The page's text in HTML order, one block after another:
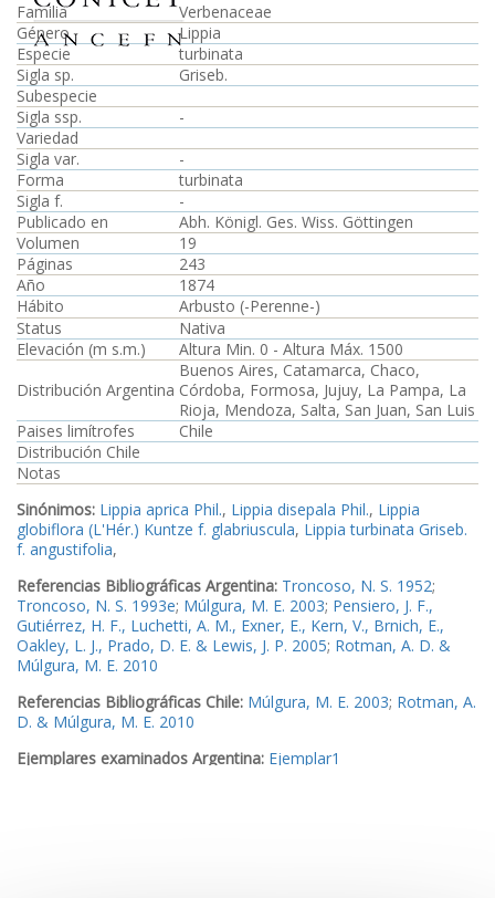
Familia
Verbenaceae
Género
Lippia
Especie
turbinata
Sigla sp.
Griseb.
Subespecie
Sigla ssp.
-
Variedad
Sigla var.
-
Forma
turbinata
Sigla f.
-
Publicado en
Abh. Königl. Ges. Wiss. Göttingen
Volumen
19
Páginas
243
Año
1874
Hábito
Arbusto (-Perenne-)
Status
Nativa
Elevación (m s.m.)
Altura Min. 0 - Altura Máx. 1500
Distribución Argentina
Buenos Aires, Catamarca, Chaco,
Córdoba, Formosa, Jujuy, La Pampa, La
Rioja, Mendoza, Salta, San Juan, San Luis
Paises limítrofes
Chile
Distribución Chile
Notas
Sinónimos: Lippia aprica Phil., Lippia disepala Phil., Lippia
globiflora (L'Hér.) Kuntze f. glabriuscula, Lippia turbinata Griseb.
f. angustifolia,
Referencias Bibliográficas Argentina: Troncoso, N. S. 1952;
Troncoso, N. S. 1993e; Múlgura, M. E. 2003; Pensiero, J. F.,
Gutiérrez, H. F., Luchetti, A. M., Exner, E., Kern, V., Brnich, E.,
Oakley, L. J., Prado, D. E. & Lewis, J. P. 2005; Rotman, A. D. &
Múlgura, M. E. 2010
Referencias Bibliográficas Chile: Múlgura, M. E. 2003; Rotman, A.
D. & Múlgura, M. E. 2010
Ejemplares examinados Argentina: Ejemplar1